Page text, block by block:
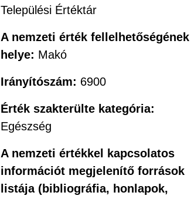
Települési Értéktár
A nemzeti érték fellelhetőségének
helye: Makó
Irányítószám: 6900
Érték szakterülte kategória:
Egészség
A nemzeti értékkel kapcsolatos
információt megjelenítő források
listája (bibliográfia, honlapok,